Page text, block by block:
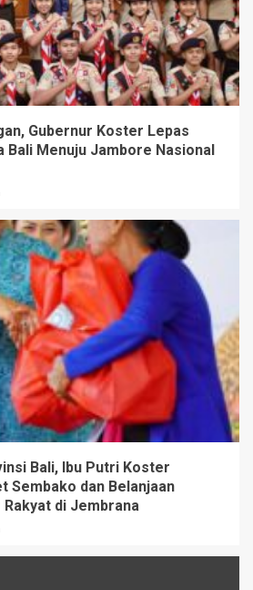
Gubernur Koster Lepas
Bali Menuju Jambore Nasional
Bali, Ibu Putri Koster
Sembako dan Belanjaan
di Jembrana